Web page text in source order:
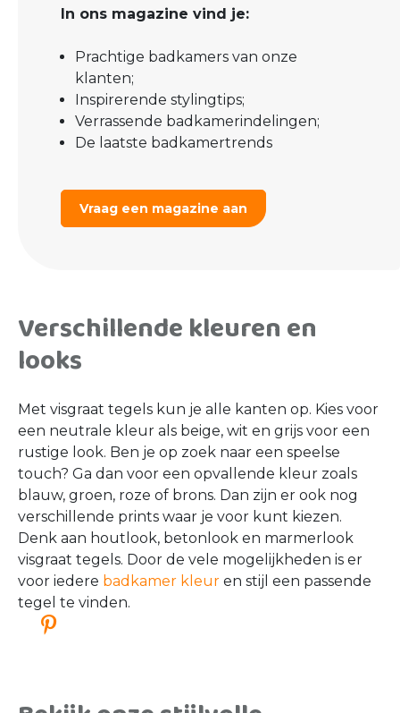
In ons magazine vind je:
Prachtige badkamers van onze
klanten;
Inspirerende stylingtips;
Verrassende badkamerindelingen;
De laatste badkamertrends
Vraag een magazine aan
Verschillende kleuren en
looks
Met visgraat tegels kun je alle kanten op. Kies voor
een neutrale kleur als beige, wit en grijs voor een
rustige look. Ben je op zoek naar een speelse
touch? Ga dan voor een opvallende kleur zoals
blauw, groen, roze of brons. Dan zijn er ook nog
verschillende prints waar je voor kunt kiezen.
Denk aan houtlook, betonlook en marmerlook
visgraat tegels. Door de vele mogelijkheden is er
voor iedere badkamer kleur en stijl een passende
tegel te vinden.